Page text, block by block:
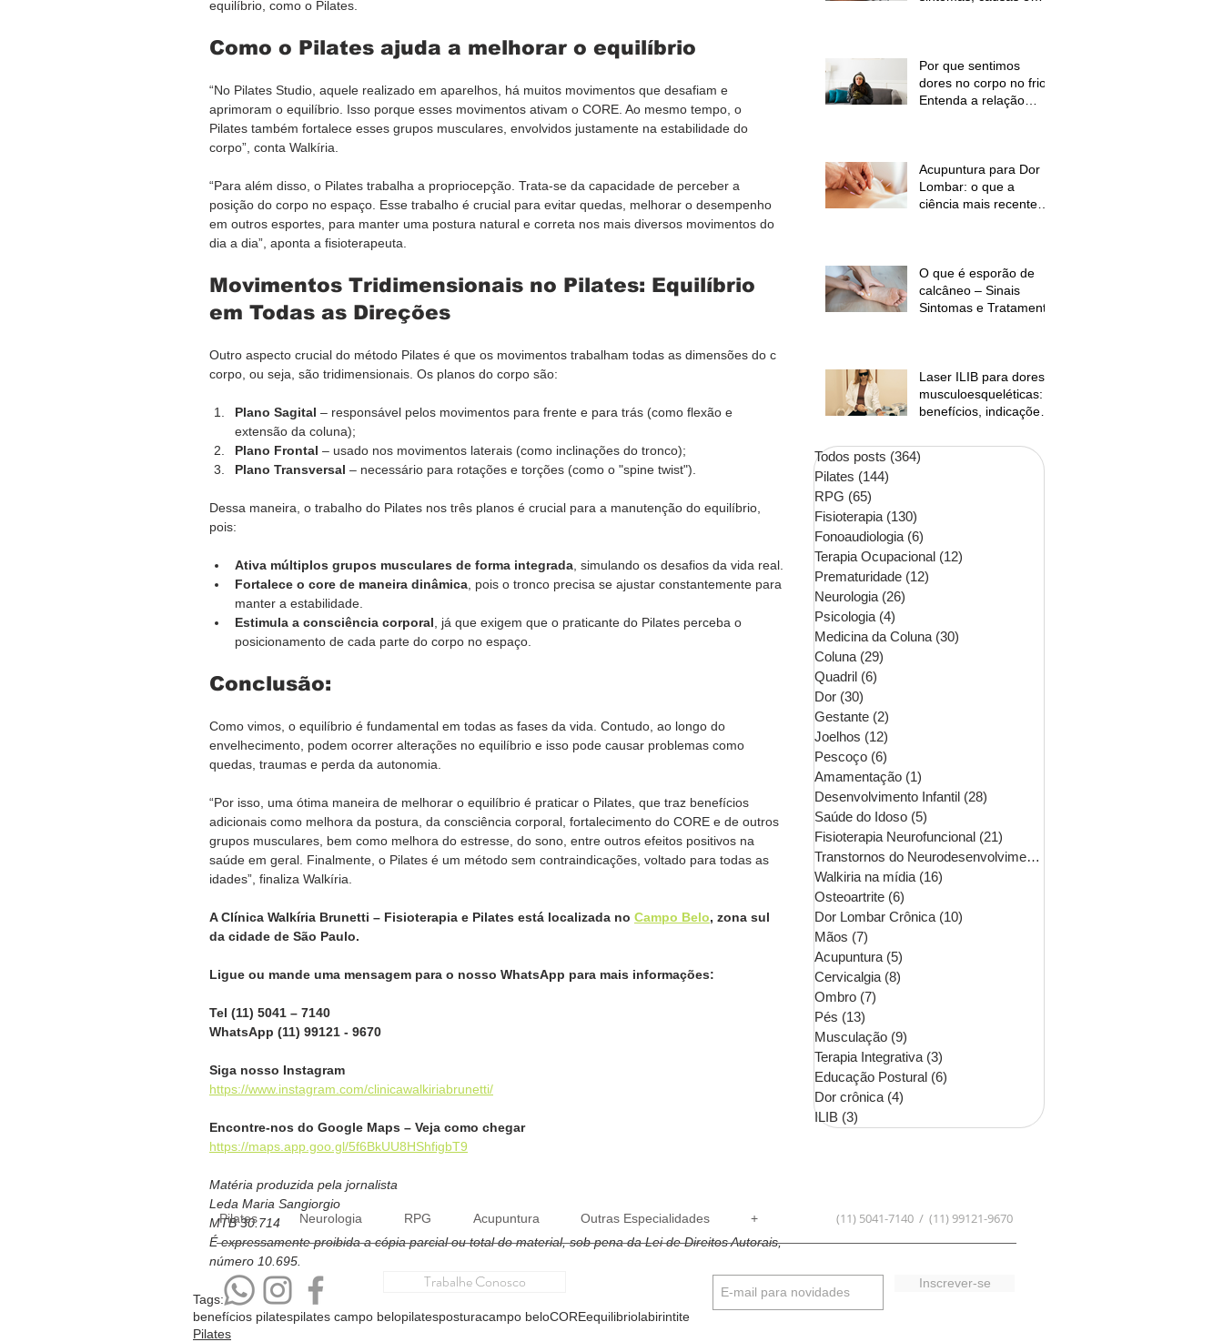
equilíbrio, como o Pilates.
Como o Pilates ajuda a melhorar o equilíbrio
“No Pilates Studio, aquele realizado em aparelhos, há muitos movimentos que desafiam e
aprimoram o equilíbrio. Isso porque esses movimentos ativam o CORE. Ao mesmo tempo, o
Pilates também fortalece esses grupos musculares, envolvidos justamente na estabilidade do
corpo”, conta Walkíria.
“Para além disso, o Pilates trabalha a propriocepção. Trata-se da capacidade de perceber a
posição do corpo no espaço. Esse trabalho é crucial para evitar quedas, melhorar o desempenho
em outros esportes, para manter uma postura natural e correta nos mais diversos movimentos do
dia a dia”, aponta a fisioterapeuta.
Movimentos Tridimensionais no Pilates: Equilíbrio
em Todas as Direções
Outro aspecto crucial do método Pilates é que os movimentos trabalham todas as dimensões do c
corpo, ou seja, são tridimensionais. Os planos do corpo são:
Plano Sagital – responsável pelos movimentos para frente e para trás (como flexão e
extensão da coluna);
Plano Frontal – usado nos movimentos laterais (como inclinações do tronco);
Plano Transversal – necessário para rotações e torções (como o "spine twist").
Dessa maneira, o trabalho do Pilates nos três planos é crucial para a manutenção do equilíbrio,
pois:
Ativa múltiplos grupos musculares de forma integrada , simulando os desafios da vida real.
Fortalece o core de maneira dinâmica , pois o tronco precisa se ajustar constantemente para
manter a estabilidade.
Estimula a consciência corporal , já que exigem que o praticante do Pilates perceba o
posicionamento de cada parte do corpo no espaço.
Conclusão:
Como vimos, o equilíbrio é fundamental em todas as fases da vida. Contudo, ao longo do
envelhecimento, podem ocorrer alterações no equilíbrio e isso pode causar problemas como
quedas, traumas e perda da autonomia.
“Por isso, uma ótima maneira de melhorar o equilíbrio é praticar o Pilates, que traz benefícios
adicionais como melhora da postura, da consciência corporal, fortalecimento do CORE e de outros
grupos musculares, bem como melhora do estresse, do sono, entre outros efeitos positivos na
saúde em geral. Finalmente, o Pilates é um método sem contraindicações, voltado para todas as
idades”, finaliza Walkíria.
A Clínica Walkíria Brunetti – Fisioterapia e Pilates está localizada no Campo Belo, zona sul
da cidade de São Paulo.
Ligue ou mande uma mensagem para o nosso WhatsApp para mais informações:
Tel (11) 5041 – 7140
WhatsApp (11) 99121 - 9670
Siga nosso Instagram
https://www.instagram.com/clinicawalkiriabrunetti/
Encontre-nos do Google Maps – Veja como chegar
https://maps.app.goo.gl/5f6BkUU8HShfigbT9
Matéria produzida pela jornalista
Leda Maria Sangiorgio
MTB 30.714
É expressamente proibida a cópia parcial ou total do material, sob pena da Lei de Direitos Autorais,
número 10.695.
Tags:
benefícios pilatespilates campo belopilatesposturacampo beloCOREequilibriolabirintite
Pilates
Por que sentimos
dores no corpo no frio?
Entenda a relação
Acupuntura para Dor
Lombar: o que a
ciência mais recente
O que é esporão de
calcâneo – Sinais
Sintomas e Tratamento
Laser ILIB para dores
musculoesqueléticas:
benefícios, indicações
Todos posts (364)
Pilates (144)
RPG (65)
Fisioterapia (130)
Fonoaudiologia (6)
Terapia Ocupacional (12)
Prematuridade (12)
Neurologia (26)
Psicologia (4)
Medicina da Coluna (30)
Coluna (29)
Quadril (6)
Dor (30)
Gestante (2)
Joelhos (12)
Pescoço (6)
Amamentação (1)
Desenvolvimento Infantil (28)
Saúde do Idoso (5)
Fisioterapia Neurofuncional (21)
Transtornos do Neurodesenvolvimento
Walkiria na mídia (16)
Osteoartrite (6)
Dor Lombar Crônica (10)
Mãos (7)
Acupuntura (5)
Cervicalgia (8)
Ombro (7)
Pés (13)
Musculação (9)
Terapia Integrativa (3)
Educação Postural (6)
Dor crônica (4)
ILIB (3)
(11) 5041-7140 / (11) 99121-9670
Pilates Neurologia RPG Acupuntura Outras Especialidades +
Trabalhe Conosco Inscrever-se